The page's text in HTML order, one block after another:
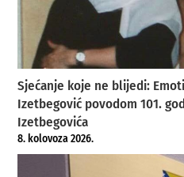
Sjećanje koje ne blijedi:
Izetbegović povodom 101.
Izetbegovića
8. kolovoza 2026.